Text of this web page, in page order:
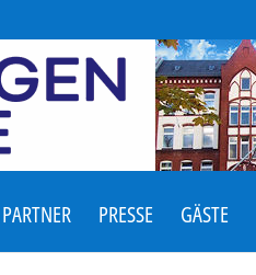
PARTNER PRESSE GÄSTE